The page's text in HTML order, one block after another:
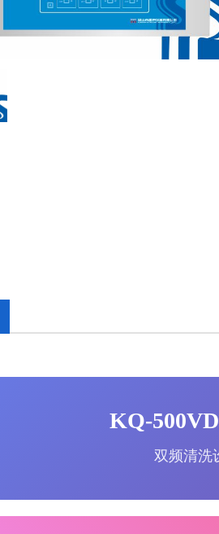
KQ-
双频清洗